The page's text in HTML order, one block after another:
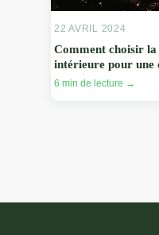
22 AVRIL 2024
Comment choisir
intérieure pour une
6 min de lecture →